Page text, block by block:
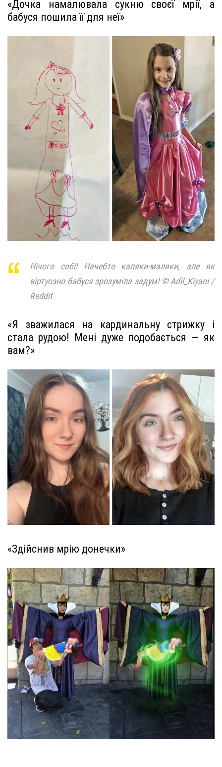
«Дочка намалювала сукню своєї мрії, а
бабуся пошила її для неї»
Нічого собі! Начебто каляки-маляки, але як
віртуозно бабуся зрозуміла задум! © Adil_Kiyani /
Reddit
«Я зважилася на кардинальну стрижку і
стала рудою! Мені дуже подобається — як
вам?»
«Здійснив мрію донечки»